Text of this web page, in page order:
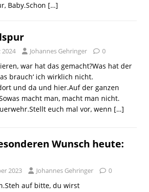
Baby.Schon […]
2024 Johannes Gehringer 0
war hat das gemacht?Was hat der
brauch‘ ich wirklich nicht.
und da und hier.Auf der ganzen
macht man, macht man nicht.
euch mal vor, wenn […]
Wunsch heute:
2023 Johannes Gehringer 0
auf bitte, du wirst